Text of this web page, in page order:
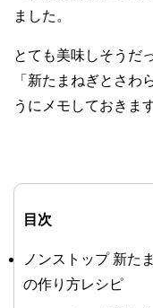
ました。
とても美味しそうだ
「新たまねぎとさわ
うにメモしておきます
目次
ノンストップ 新た
の作り方レシピ